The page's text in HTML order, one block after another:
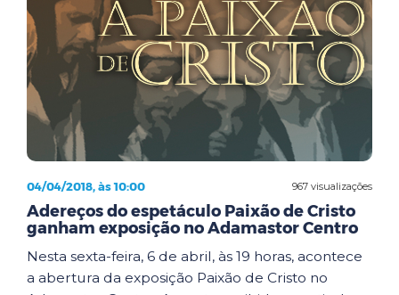
967 visualizações
04/04/2018, às 10:00
Adereços do espetáculo Paixão de Cristo
ganham exposição no Adamastor Centro
Nesta sexta-feira, 6 de abril, às 19 horas, acontece
a abertura da exposição Paixão de Cristo no